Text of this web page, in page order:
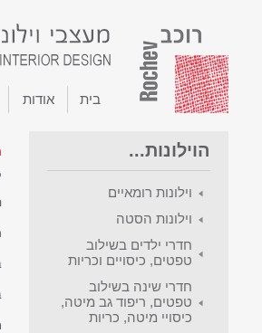
בית אודות
הוילונות...
וילונות רומאיים
וילונות הסטה
חדרי ילדים בשילוב
טפטים, כיסויים וכריות
חדרי שינה בשילוב
טפטים, ריפוד גב מיטה,
כיסויי מיטה, כריות